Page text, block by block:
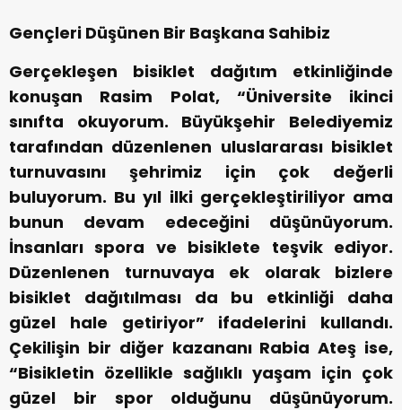
Gençleri Düşünen Bir Başkana Sahibiz
Gerçekleşen bisiklet dağıtım etkinliğinde
konuşan Rasim Polat, “Üniversite ikinci
sınıfta okuyorum. Büyükşehir Belediyemiz
tarafından düzenlenen uluslararası bisiklet
turnuvasını şehrimiz için çok değerli
buluyorum. Bu yıl ilki gerçekleştiriliyor ama
bunun devam edeceğini düşünüyorum.
İnsanları spora ve bisiklete teşvik ediyor.
Düzenlenen turnuvaya ek olarak bizlere
bisiklet dağıtılması da bu etkinliği daha
güzel hale getiriyor” ifadelerini kullandı.
Çekilişin bir diğer kazananı Rabia Ateş ise,
“Bisikletin özellikle sağlıklı yaşam için çok
güzel bir spor olduğunu düşünüyorum.